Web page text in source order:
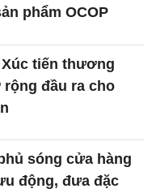
phẩm OCOP
tiến thương
rộng đầu ra cho
sóng cửa hàng
động, đưa đặc